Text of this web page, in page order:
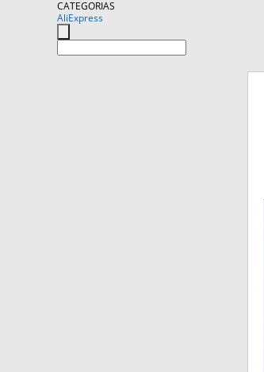
CATEGORIAS
AliExpress